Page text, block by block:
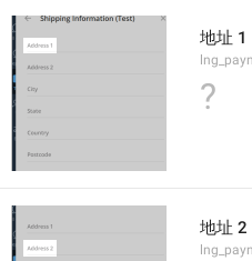
地址 1
?
地址 2